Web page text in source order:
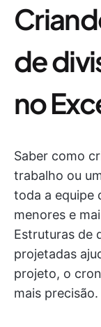
de
no
Saber como
trabalho ou
toda a equipe
menores e
Estruturas de
projetadas
projeto, o
mais precisão.